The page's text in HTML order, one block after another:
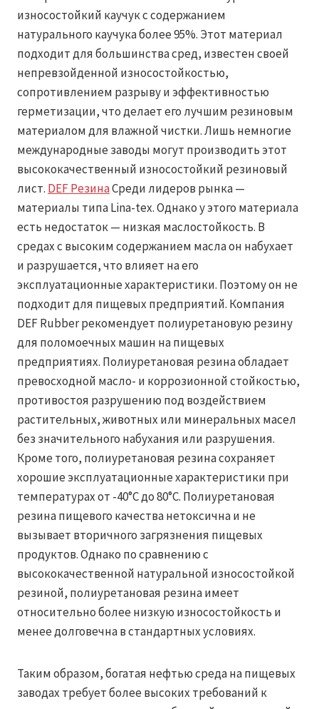
износостойкий каучук с содержанием
натурального каучука более 95%. Этот материал
подходит для большинства сред, известен своей
непревзойденной износостойкостью,
сопротивлением разрыву и эффективностью
герметизации, что делает его лучшим резиновым
материалом для влажной чистки. Лишь немногие
международные заводы могут производить этот
высококачественный износостойкий резиновый
лист. DEF РезинаСреди лидеров рынка —
материалы типа Lina-tex. Однако у этого материала
есть недостаток — низкая маслостойкость. В
средах с высоким содержанием масла он набухает
и разрушается, что влияет на его
эксплуатационные характеристики. Поэтому он не
подходит для пищевых предприятий. Компания
DEF Rubber рекомендует полиуретановую резину
для поломоечных машин на пищевых
предприятиях. Полиуретановая резина обладает
превосходной масло- и коррозионной стойкостью,
противостоя разрушению под воздействием
растительных, животных или минеральных масел
без значительного набухания или разрушения.
Кроме того, полиуретановая резина сохраняет
хорошие эксплуатационные характеристики при
температурах от -40°C до 80°C. Полиуретановая
резина пищевого качества нетоксична и не
вызывает вторичного загрязнения пищевых
продуктов. Однако по сравнению с
высококачественной натуральной износостойкой
резиной, полиуретановая резина имеет
относительно более низкую износостойкость и
менее долговечна в стандартных условиях.
Таким образом, богатая нефтью среда на пищевых
заводах требует более высоких требований к